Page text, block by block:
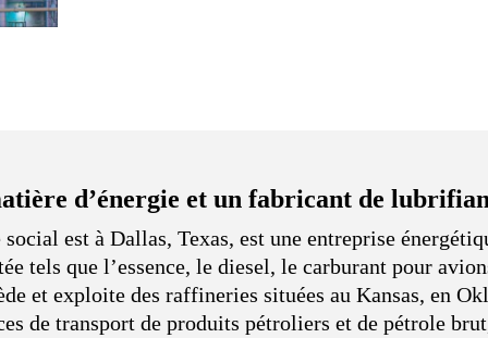
d’énergie et un fabricant de
est à Dallas, Texas, est une entreprise
tels que l’essence, le diesel, le carburant pour
et exploite des raffineries situées au Kansas, en
de transport de produits pétroliers et de pétrole